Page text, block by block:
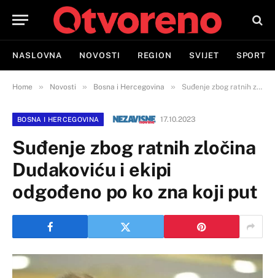
NASLOVNA NOVOSTI REGION SVIJET SPORT
Home » Novosti » Bosna i Hercegovina » Suđenje zbog ratnih zločina Dudakoviću i ekipi odgođeno po ko zna koji put
BOSNA I HERCEGOVINA 17.10.2023
Suđenje zbog ratnih zločina
Dudakoviću i ekipi
odgođeno po ko zna koji put